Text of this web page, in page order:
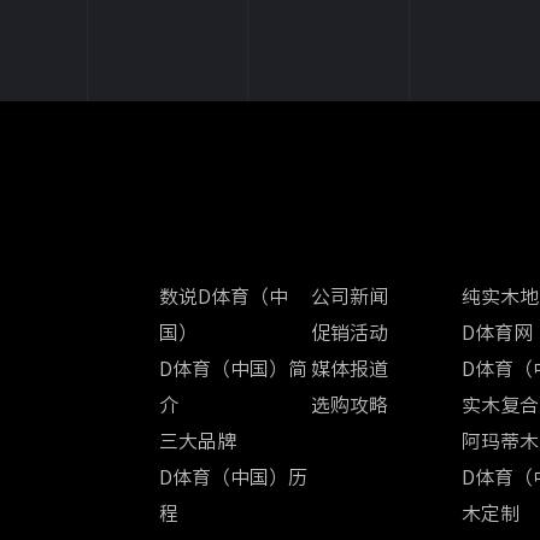
数说D体育（中
国）
D体育（中国）简
介
三大品牌
D体育（中国）历
程
公司新闻
促销活动
媒体报道
选购攻略
纯实木
D体育网
D体育（
实木复合
阿玛蒂
D体育（
木定制